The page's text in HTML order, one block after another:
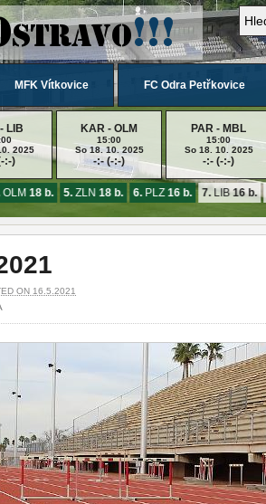
MFK Vítkovice FC Odra Petřkovice
LIB
2025
:-)
KAR - OLM
15:00
So 18. 10. 2025
-:- (-:-)
PAR - MBL
15:00
So 18. 10. 2025
-:- (-:-)
18 b. 5.ZLN18 b. 6.PLZ16 b. 7.LIB16 b.
ON 16.5.2021